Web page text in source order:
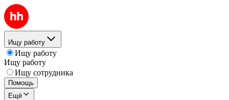
Ищу работу
Ищу работу
Ищу работу
Ищу сотрудника
Помощь
Ещё